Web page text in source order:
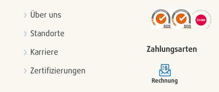
Über uns
Standorte
Karriere
Zertifizierungen
Zahlungsarten
Rechnung